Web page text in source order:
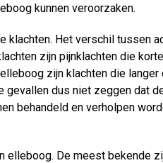
kunnen veroorzaken.
klachten. Het verschil tussen
zijn pijnklachten die
zijn klachten die langer
gevallen dus niet zeggen dat
behandeld en verholpen
elleboog. De meest bekende